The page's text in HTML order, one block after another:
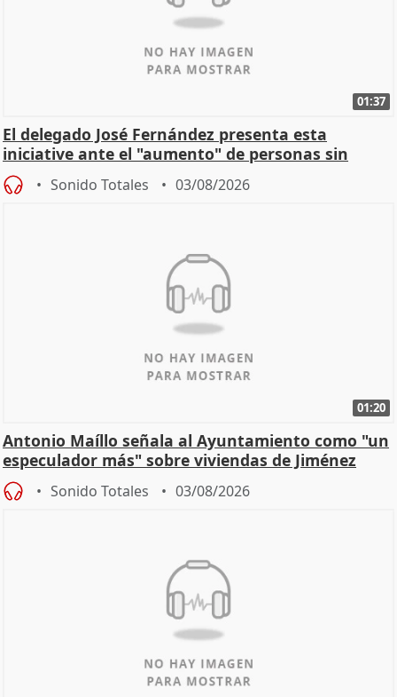
01:37
El delegado José Fernández presenta esta
iniciative ante el "aumento" de personas sin
hogar en Madri
Sonido Totales 03/08/2026
01:20
Antonio Maíllo señala al Ayuntamiento como "un
especulador más" sobre viviendas de Jiménez
Becerril
Sonido Totales 03/08/2026